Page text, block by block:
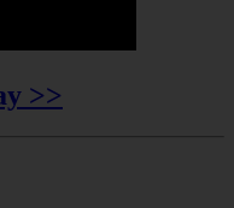
>>